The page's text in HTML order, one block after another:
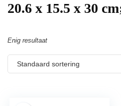
‎20.6 x 15.5 x 30
Enig resultaat
Standaard sortering